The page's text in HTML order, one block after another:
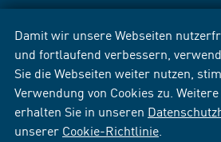
Damit wir unsere Webseiten
und fortlaufend verbessern,
Sie die Webseiten weiter nutzen,
Verwendung von Cookies zu.
erhalten Sie in unseren
unserer Cookie-Richtlinie